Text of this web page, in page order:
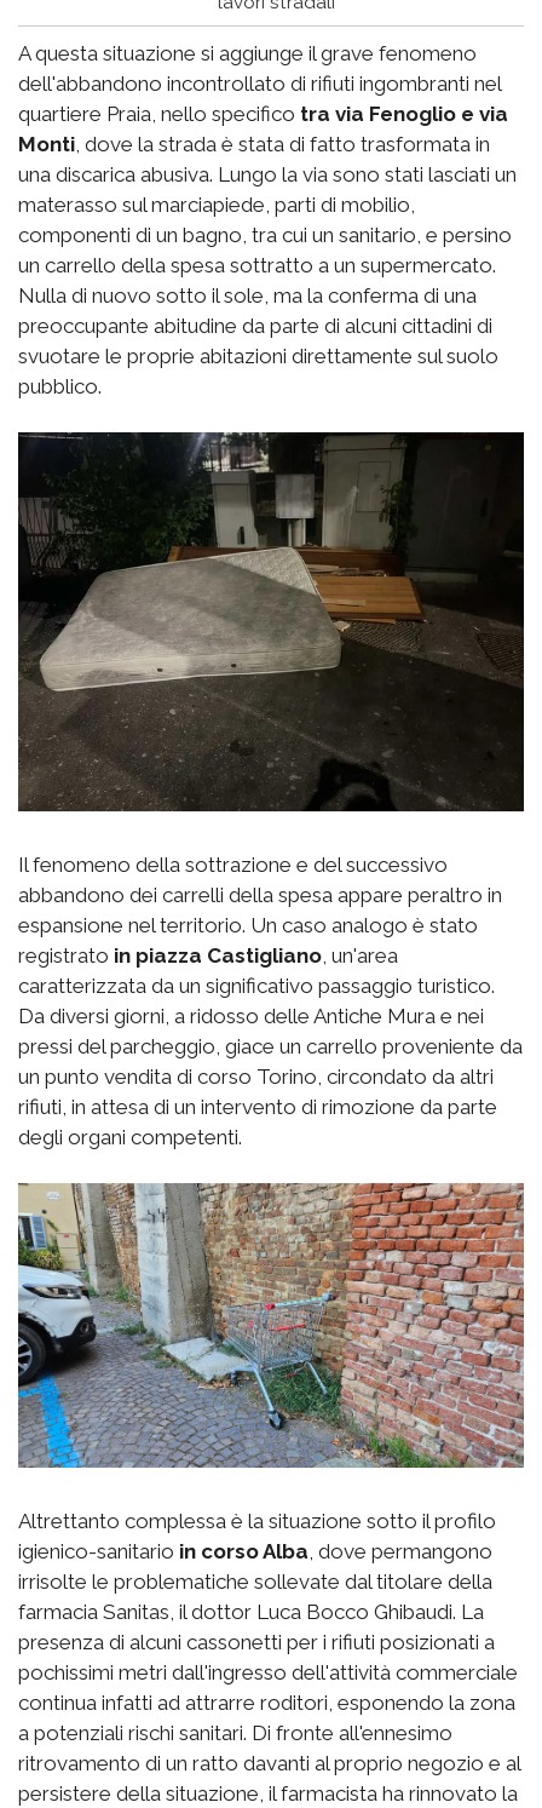
A questa situazione si aggiunge il grave fenomeno
dell'abbandono incontrollato di rifiuti ingombranti nel
quartiere Praia, nello specifico tra via Fenoglio e via
Monti , dove la strada è stata di fatto trasformata in
una discarica abusiva. Lungo la via sono stati lasciati un
materasso sul marciapiede, parti di mobilio,
componenti di un bagno, tra cui un sanitario, e persino
un carrello della spesa sottratto a un supermercato.
Nulla di nuovo sotto il sole, ma la conferma di una
preoccupante abitudine da parte di alcuni cittadini di
svuotare le proprie abitazioni direttamente sul suolo
pubblico.
Il fenomeno della sottrazione e del successivo
abbandono dei carrelli della spesa appare peraltro in
espansione nel territorio. Un caso analogo è stato
registrato in piazza Castigliano, un'area
caratterizzata da un significativo passaggio turistico.
Da diversi giorni, a ridosso delle Antiche Mura e nei
pressi del parcheggio, giace un carrello proveniente da
un punto vendita di corso Torino, circondato da altri
rifiuti, in attesa di un intervento di rimozione da parte
degli organi competenti.
Altrettanto complessa è la situazione sotto il profilo
igienico-sanitario in corso Alba, dove permangono
irrisolte le problematiche sollevate dal titolare della
farmacia Sanitas, il dottor Luca Bocco Ghibaudi. La
presenza di alcuni cassonetti per i rifiuti posizionati a
pochissimi metri dall'ingresso dell'attività commerciale
continua infatti ad attrarre roditori, esponendo la zona
a potenziali rischi sanitari. Di fronte all'ennesimo
ritrovamento di un ratto davanti al proprio negozio e al
persistere della situazione, il farmacista ha rinnovato la